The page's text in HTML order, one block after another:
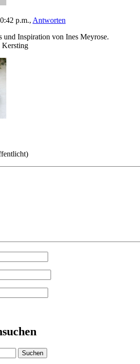
p.m., Antworten
und Inspiration von Ines Meyrose.
Kersting
Suchen